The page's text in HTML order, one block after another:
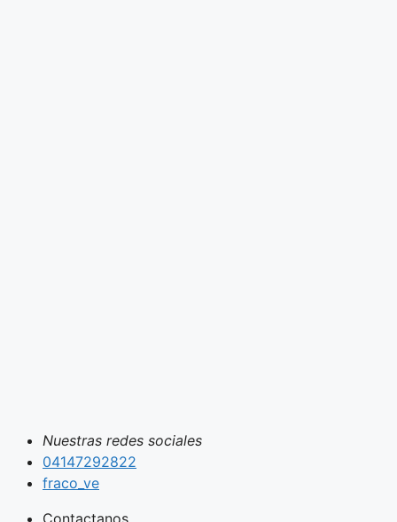
Nuestras redes sociales
04147292822
fraco_ve
Contactanos